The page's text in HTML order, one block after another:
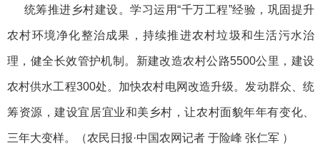
统筹推进乡村建设。学习运用“千万工程”经验，巩固提升
农村环境净化整治成果，持续推进农村垃圾和生活污水治
理，健全长效管护机制。新建改造农村公路5500公里，建设
农村供水工程300处。加快农村电网改造升级。发动群众、统
筹资源，建设宜居宜业和美乡村，让农村面貌年年有变化、
三年大变样。（农民日报·中国农网记者 于险峰 张仁军 ）